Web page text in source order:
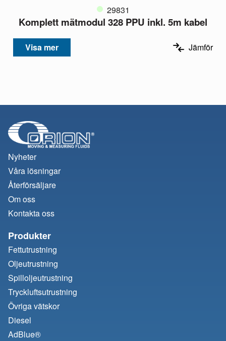
29831
Komplett mätmodul 328 PPU inkl. 5m kabel
Visa mer Jämför
Nyheter
Våra lösningar
Återförsäljare
Om oss
Kontakta oss
Produkter
Fettutrustning
Oljeutrustning
Spilloljeutrustning
Tryckluftsutrustning
Övriga vätskor
Diesel
AdBlue®